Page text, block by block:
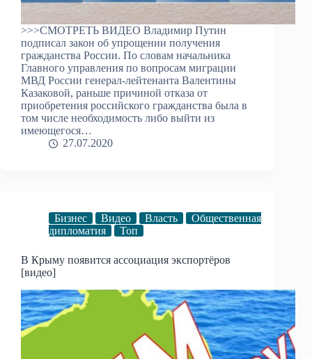
>>>СМОТРЕТЬ ВИДЕО Владимир Путин
подписал закон об упрощении получения
гражданства России. По словам начальника
Главного управления по вопросам миграции
МВД России генерал-лейтенанта Валентины
Казаковой, раньше причиной отказа от
приобретения российского гражданства была в
том числе необходимость либо выйти из
имеющегося…
27.07.2020
Бизнес Видео Власть
Общественная
дипломатия
Топ
В Крыму появится ассоциация экспортёров
[видео]